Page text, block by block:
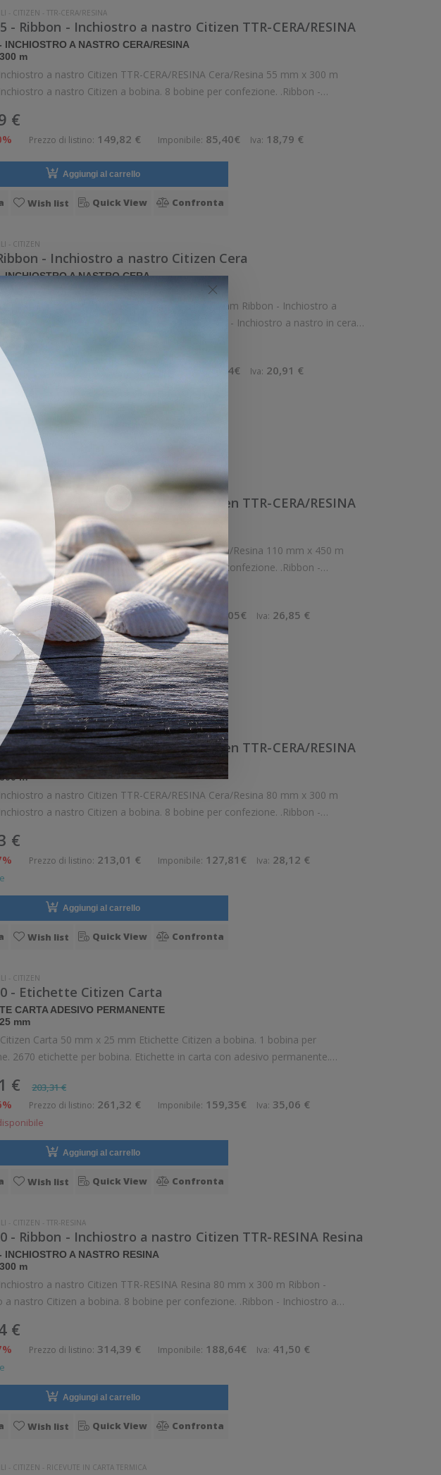
- CITIZEN - TTR-CERA/RESINA
- Ribbon - Inchiostro a nastro Citizen TTR-CERA/RESINA
INCHIOSTRO A NASTRO CERA/RESINA
m
a nastro Citizen TTR-CERA/RESINA Cera/Resina 55 mm x 300 m
a nastro Citizen a bobina. 8 bobine per confezione. .Ribbon -
€
Prezzo di listino: 149,82 € Imponibile: 85,40€ Iva: 18,79 €
Aggiungi al carrello
Wish list Quick View Confronta
- CITIZEN
- Inchiostro a nastro Citizen Cera
INCHIOSTRO A NASTRO CERA
x 1 mm
a nastro Citizen Cera 1 dm x 1 dm x 1 mm Ribbon - Inchiostro a
in Cartuccia. 20 pezzi per confezione. .Ribbon - Inchiostro a nastro in cera.
€
95,04€ Iva: 20,91 €
Wish list
TTR-CERA/RESINA
- Ribbon - Inchiostro a nastro Citizen TTR-CERA/RESINA
INCHIOSTRO A NASTRO CERA/RESINA
450 m
a nastro Citizen TTR-CERA/RESINA Cera/Resina 110 mm x 450 m
a nastro Citizen a bobina. 4 bobine per confezione. .Ribbon -
€
Prezzo di listino:214,11 € Imponibile: 122,05€ Iva: 26,85 €
Aggiungi al carrello
Wish list Quick View Confronta
-CITIZEN-TTR-CERA/RESINA
- Ribbon - Inchiostro a nastro Citizen TTR-CERA/RESINA
INCHIOSTRO A NASTRO CERA/RESINA
m
a nastro Citizen TTR-CERA/RESINA Cera/Resina 80 mm x 300 m
a nastro Citizen a bobina. 8 bobine per confezione. .Ribbon -
€
Prezzo di listino: 213,01 € Imponibile: 127,81€ Iva: 28,12 €
Aggiungi al carrello
Wish list Quick View Confronta
- CITIZEN
- Etichette Citizen Carta
CARTA ADESIVO PERMANENTE
mm
Carta 50 mm x 25 mm Etichette Citizen a bobina. 1 bobina per
2670 etichette per bobina. Etichette in carta con adesivo permanente.
€ 203,31 €
Prezzo di listino: 261,32 € Imponibile: 159,35€ Iva: 35,06 €
Aggiungi al carrello
Wish list Quick View Confronta
- CITIZEN - TTR-RESINA
- Ribbon - Inchiostro a nastro Citizen TTR-RESINA Resina
INCHIOSTRO A NASTRO RESINA
m
a nastro Citizen TTR-RESINA Resina 80 mm x 300 m Ribbon -
a nastro Citizen a bobina. 8 bobine per confezione. .Ribbon - Inchiostro a
€
Prezzo di listino: 314,39 € Imponibile: 188,64€ Iva: 41,50 €
Aggiungi al carrello
Wish list Quick View Confronta
- CITIZEN - RICEVUTE IN CARTA TERMICA